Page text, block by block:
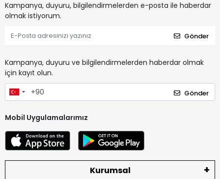
Kampanya, duyuru, bilgilendirmelerden e-posta ile haberdar
olmak istiyorum.
Gönder
Kampanya, duyuru ve bilgilendirmelerden haberdar olmak
için kayıt olun.
Gönder
Mobil Uygulamalarımız
Kurumsal